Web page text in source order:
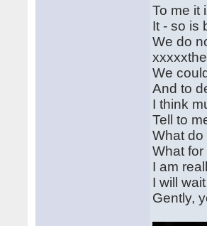
To me it
It - so is
We do
We
And to
I think
Tell to
What do
What
I am
I will
Gently,